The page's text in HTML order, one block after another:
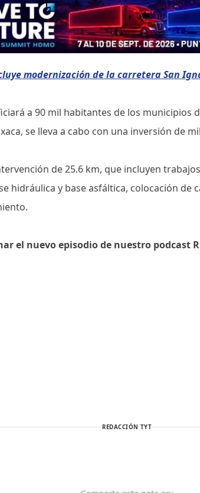
modernización de la carretera San
a 90 mil habitantes de los municipios
se lleva a cabo con una inversión de
de 25.6 km, que incluyen
hidráulica y base asfáltica, colocación de
el nuevo episodio de nuestro podcast
REDACCIÓN TYT